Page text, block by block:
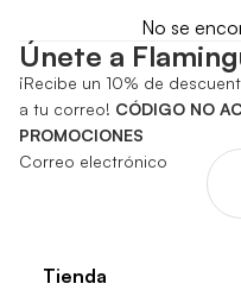
No se
Únete a
¡Recibe un 10% de
a tu correo! CÓDIGO NO
PROMOCIONES
Correo electrónico
Tienda